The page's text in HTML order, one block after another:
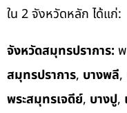
ใน 2 จังหวัดหลัก ได้แก่:
จังหวัดสมุทรปราการ:
สมุทรปราการ, บางพลี,
พระสมุทรเจดีย์, บางปู,